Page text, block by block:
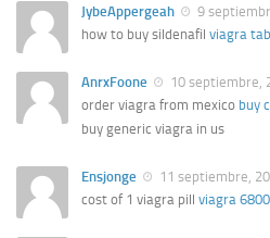
JybeAppergeah
9
how to buy sildenafil viagra
AnrxFoone
10 septiembre,
order viagra from mexico buy
buy generic viagra in us
Ensjonge
11 septiembre,
cost of 1 viagra pill viagra